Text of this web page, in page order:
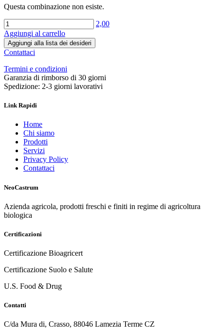
Questa combinazione non esiste.
2,00
Aggiungi al carrello
Aggiungi alla lista dei desideri
Contattaci
Termini e condizioni
Garanzia di rimborso di 30 giorni
Spedizione: 2-3 giorni lavorativi
Link Rapidi
Home
Chi siamo
Prodotti
Servizi
Privacy Policy
Contattaci
NeoCastrum
Azienda agricola, prodotti freschi e finiti in regime di agricoltura
biologica
Certificazioni
Certificazione Bioagricert
Certificazione Suolo e Salute
U.S. Food & Drug
Contatti
C/da Mura di, Crasso, 88046 Lamezia Terme CZ